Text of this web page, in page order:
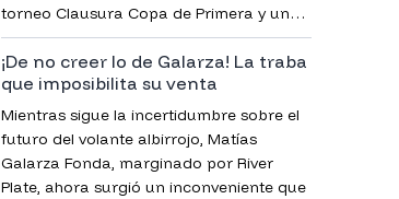
torneo Clausura Copa de Primera y una
figura destacada sería parte de la
concentración.
¡De no creer lo de Galarza! La traba
que imposibilita su venta
Mientras sigue la incertidumbre sobre el
futuro del volante albirrojo, Matías
Galarza Fonda, marginado por River
Plate, ahora surgió un inconveniente que